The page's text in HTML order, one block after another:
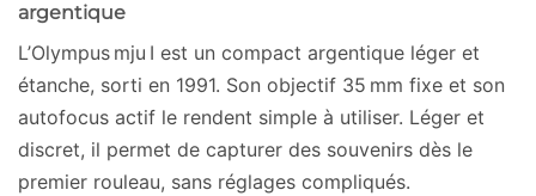
argentique
L’Olympus mju I est un compact argentique léger et
étanche, sorti en 1991. Son objectif 35 mm fixe et son
autofocus actif le rendent simple à utiliser. Léger et
discret, il permet de capturer des souvenirs dès le
premier rouleau, sans réglages compliqués.